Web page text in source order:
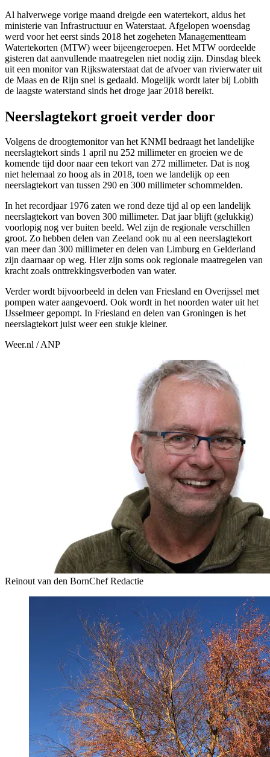
Al halverwege vorige maand dreigde een watertekort, aldus het
ministerie van Infrastructuur en Waterstaat. Afgelopen woensdag
werd voor het eerst sinds 2018 het zogeheten Managementteam
Watertekorten (MTW) weer bijeengeroepen. Het MTW oordeelde
gisteren dat aanvullende maatregelen niet nodig zijn. Dinsdag bleek
uit een monitor van Rijkswaterstaat dat de afvoer van rivierwater uit
de Maas en de Rijn snel is gedaald. Mogelijk wordt later bij Lobith
de laagste waterstand sinds het droge jaar 2018 bereikt.
Neerslagtekort groeit verder door
Volgens de droogtemonitor van het KNMI bedraagt het landelijke
neerslagtekort sinds 1 april nu 252 millimeter en groeien we de
komende tijd door naar een tekort van 272 millimeter. Dat is nog
niet helemaal zo hoog als in 2018, toen we landelijk op een
neerslagtekort van tussen 290 en 300 millimeter schommelden.
In het recordjaar 1976 zaten we rond deze tijd al op een landelijk
neerslagtekort van boven 300 millimeter. Dat jaar blijft (gelukkig)
voorlopig nog ver buiten beeld. Wel zijn de regionale verschillen
groot. Zo hebben delen van Zeeland ook nu al een neerslagtekort
van meer dan 300 millimeter en delen van Limburg en Gelderland
zijn daarnaar op weg. Hier zijn soms ook regionale maatregelen van
kracht zoals onttrekkingsverboden van water.
Verder wordt bijvoorbeeld in delen van Friesland en Overijssel met
pompen water aangevoerd. Ook wordt in het noorden water uit het
IJsselmeer gepompt. In Friesland en delen van Groningen is het
neerslagtekort juist weer een stukje kleiner.
Weer.nl / ANP
Reinout van den BornChef Redactie